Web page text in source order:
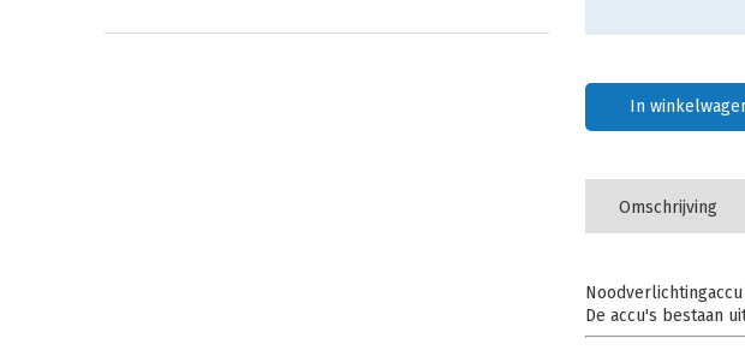
In
Omschrijving
Noodverlichtingaccu
De accu's bestaan